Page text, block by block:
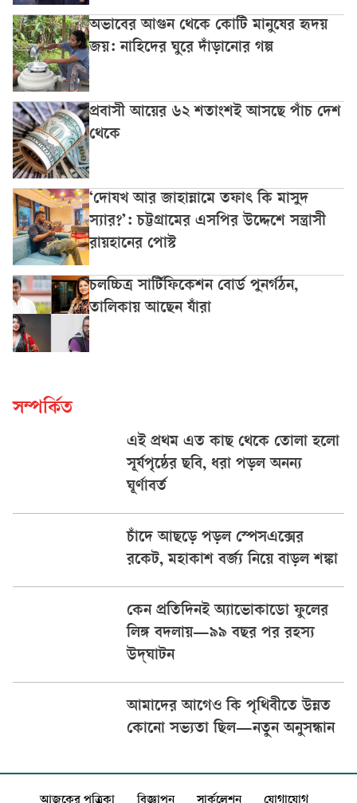
অভাবের আগুন থেকে কোটি মানুষের হৃদয়
জয়: নাহিদের ঘুরে দাঁড়ানোর গল্প
প্রবাসী আয়ের ৬২ শতাংশই আসছে পাঁচ দেশ
থেকে
‘দোযখ আর জাহান্নামে তফাৎ কি মাসুদ
স্যার?’: চট্টগ্রামের এসপির উদ্দেশে সন্ত্রাসী
রায়হানের পোস্ট
চলচ্চিত্র সার্টিফিকেশন বোর্ড পুনর্গঠন,
তালিকায় আছেন যাঁরা
সম্পর্কিত
এই প্রথম এত কাছ থেকে তোলা হলো
সূর্যপৃষ্ঠের ছবি, ধরা পড়ল অনন্য
ঘূর্ণাবর্ত
চাঁদে আছড়ে পড়ল স্পেসএক্সের
রকেট, মহাকাশ বর্জ্য নিয়ে বাড়ল শঙ্কা
কেন প্রতিদিনই অ্যাভোকাডো ফুলের
লিঙ্গ বদলায়—৯৯ বছর পর রহস্য
উদ্‌ঘাটন
আমাদের আগেও কি পৃথিবীতে উন্নত
কোনো সভ্যতা ছিল—নতুন অনুসন্ধান